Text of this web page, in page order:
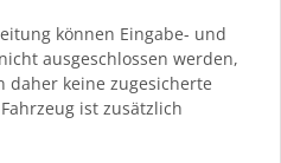
können Eingabe- und
ausgeschlossen werden,
daher keine zugesicherte
ist zusätzlich